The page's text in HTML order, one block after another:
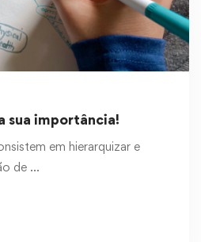
sua importância!
em hierarquizar e
de …